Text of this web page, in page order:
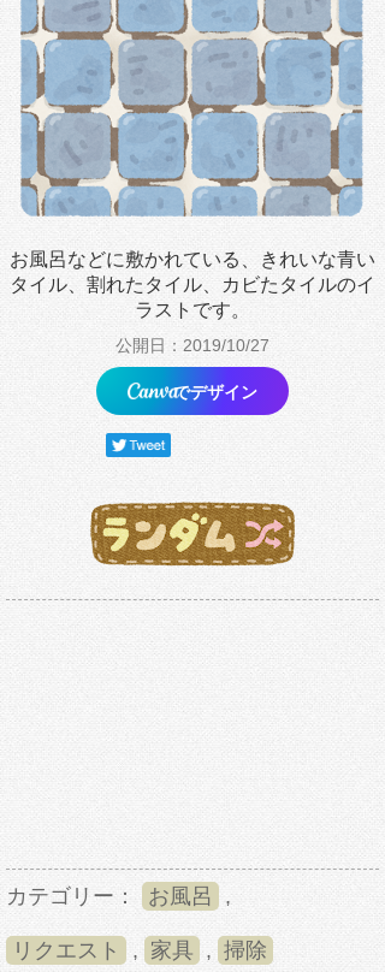
お風呂などに敷かれている、きれいな青い
タイル、割れたタイル、カビたタイルのイ
ラストです。
公開日：2019/10/27
でデザイン
カテゴリー： お風呂 ,
リクエスト , 家具 , 掃除